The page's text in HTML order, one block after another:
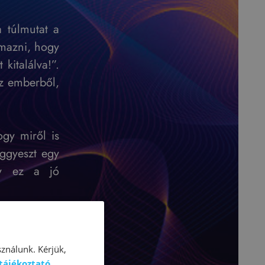
túlmutat a
hogy
emberből,
miről is
egy
ez a jó
Kérjük,